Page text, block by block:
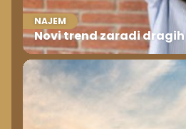
NAJEM
Novi trend zaradi